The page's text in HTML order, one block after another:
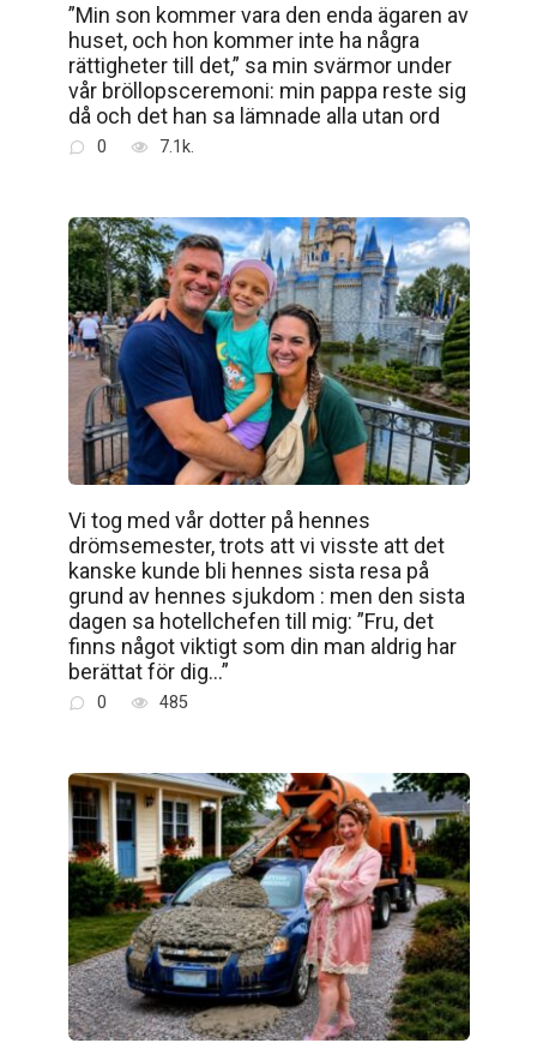
”Min son kommer vara den enda ägaren av
huset, och hon kommer inte ha några
rättigheter till det,” sa min svärmor under
vår bröllopsceremoni: min pappa reste sig
då och det han sa lämnade alla utan ord
0 7.1k.
Vi tog med vår dotter på hennes
drömsemester, trots att vi visste att det
kanske kunde bli hennes sista resa på
grund av hennes sjukdom : men den sista
dagen sa hotellchefen till mig: ”Fru, det
finns något viktigt som din man aldrig har
berättat för dig…”
0 485